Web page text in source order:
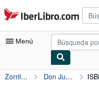
Pasar al contenido principal
IberLibro.com
Menú
Mi cuenta
Zorrilla Y Moral, José Don Juan Tenorio: 116 (Selección clásicos universales)